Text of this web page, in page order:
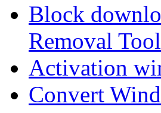
Block
Removal
Activation
Convert